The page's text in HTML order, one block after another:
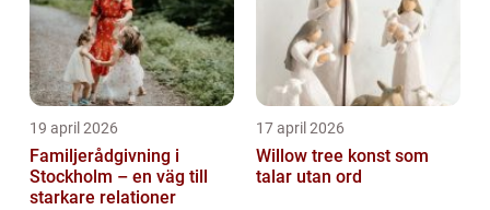
19 april 2026
Familjerådgivning i
Stockholm – en väg till
starkare relationer
17 april 2026
Willow tree konst som
talar utan ord